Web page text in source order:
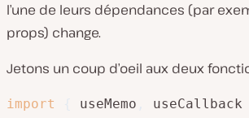
l’une de leurs dépendances (par
props) change.
Jetons un coup d’oeil aux deux
import useMemo useCallback